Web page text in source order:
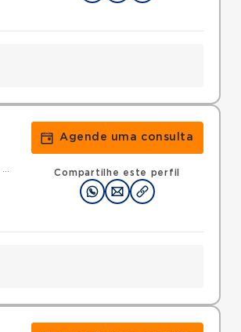
RQE 2948 - Cirurgia da mão
Agende uma consulta
Compartilhe este perfil